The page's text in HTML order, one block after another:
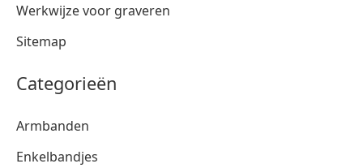
Werkwijze voor graveren
Sitemap
Categorieën
Armbanden
Enkelbandjes